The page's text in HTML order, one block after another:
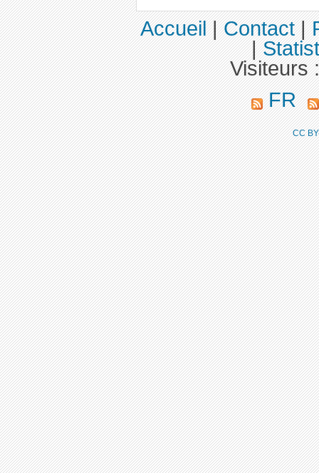
Accueil|Contact|
|
Visiteurs
FR
CC